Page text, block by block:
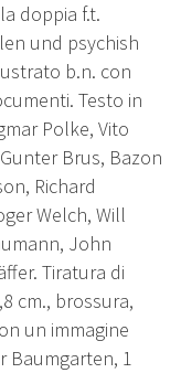
doppia f.t.
und psychish
b.n. con
Testo in
Polke, Vito
Brus, Bazon
Richard
Welch, Will
John
Tiratura di
cm., brossura,
un immagine
Baumgarten, 1